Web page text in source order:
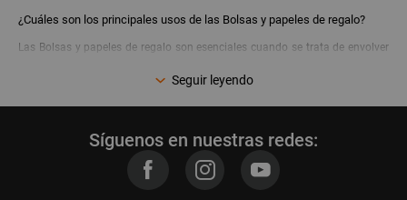
¿Cuáles son los principales usos de las Bolsas y papeles de regalo?
Las Bolsas y papeles de regalo son esenciales cuando se trata de envolver
presentación de los obsequios, haciendo que el momento de entrega sea
encontrar diferentes opciones de Bolsas y papeles de regalo que se
adaptan a tus necesidades y estilo, con diseños modernos y tradicionales,
perfectos para toda ocasión.
Seguir leyendo
Síguenos en nuestras redes: